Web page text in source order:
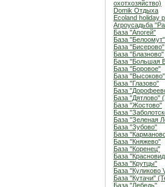
охотхозяйство)
Domik Отдыха
Ecoland holiday
Агроусадьба
База "Апогей"
База "Белоомут"
База "Бисерово"
База "Блазново"
База "Большая
База "Боровое"
База "Высоково"
База "Глазово"
База
База "Дятлово"
База "Жостово"
База
База "Зеленая
База "Зубово"
База
База "Княжево"
База "Коренец"
База
База "Крутцы"
База "Куликово
База "Кутачи"
База "Лебедь"